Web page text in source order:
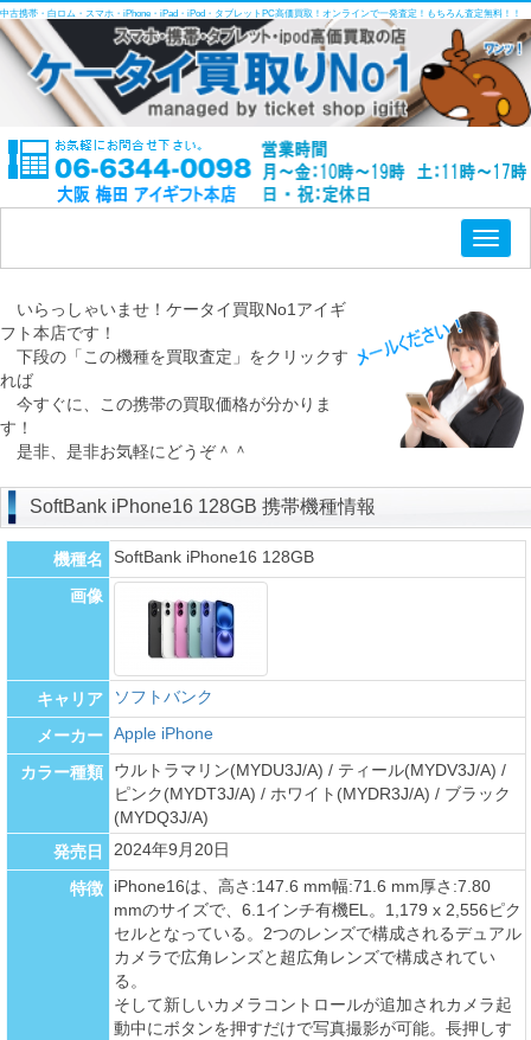
中古携帯・白ロム・スマホ・iPhone・iPad・iPod・タブレットPC高価買取！オンラインで一発査定！もちろん査定無料！！
いらっしゃいませ！ケータイ買取No1アイギ
フト本店です！
下段の「この機種を買取査定」をクリックす
れば
今すぐに、この携帯の買取価格が分かりま
す！
是非、是非お気軽にどうぞ＾＾
SoftBank iPhone16 128GB 携帯機種情報
機種名 SoftBank iPhone16 128GB
画像
キャリア ソフトバンク
メーカー Apple iPhone
カラー種類
ウルトラマリン(MYDU3J/A) / ティール(MYDV3J/A) /
ピンク(MYDT3J/A) / ホワイト(MYDR3J/A) / ブラック
(MYDQ3J/A)
発売日
2024年9月20日
特徴
iPhone16は、高さ:147.6 mm幅:71.6 mm厚さ:7.80
mmのサイズで、6.1インチ有機EL。1,179 x 2,556ピク
セルとなっている。2つのレンズで構成されるデュアル
カメラで広角レンズと超広角レンズで構成されてい
る。
そして新しいカメラコントロールが追加されカメラ起
動中にボタンを押すだけで写真撮影が可能。長押しす